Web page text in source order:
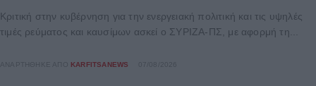
Κριτική στην κυβέρνηση για την ενεργειακή πολιτική και τις υψηλές
τιμές ρεύματος και καυσίμων ασκεί ο ΣΥΡΙΖΑ-ΠΣ, με αφορμή τη...
ΑΝΑΡΤΉΘΗΚΕ ΑΠΌ KARFITSANEWS